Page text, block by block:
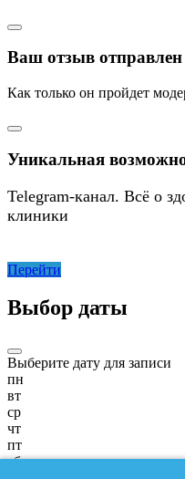
Ваш отзыв отправлен
Как только он пройдет
Уникальная
Telegram-канал. Всё о
клиники
Перейти
Выбор даты
Выберите дату для записи
пн
вт
ср
чт
пт
сб